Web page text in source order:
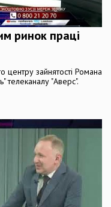
ринок праці
центру зайнятості Романа
телеканалу "Аверс".